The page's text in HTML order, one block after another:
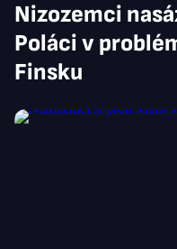
Nizozemci
Poláci v
Finsku